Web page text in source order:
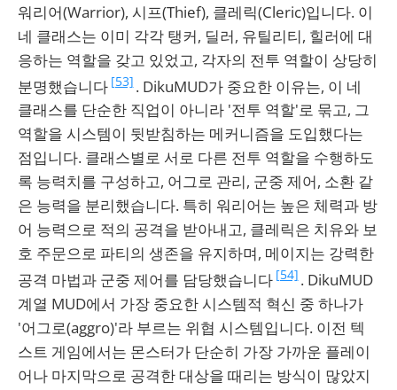
워리어(Warrior), 시프(Thief), 클레릭(Cleric)입니다. 이
네 클래스는 이미 각각 탱커, 딜러, 유틸리티, 힐러에 대
응하는 역할을 갖고 있었고, 각자의 전투 역할이 상당히
분명했습니다 [53] . DikuMUD가 중요한 이유는, 이 네
클래스를 단순한 직업이 아니라 '전투 역할'로 묶고, 그
역할을 시스템이 뒷받침하는 메커니즘을 도입했다는
점입니다. 클래스별로 서로 다른 전투 역할을 수행하도
록 능력치를 구성하고, 어그로 관리, 군중 제어, 소환 같
은 능력을 분리했습니다. 특히 워리어는 높은 체력과 방
어 능력으로 적의 공격을 받아내고, 클레릭은 치유와 보
호 주문으로 파티의 생존을 유지하며, 메이지는 강력한
공격 마법과 군중 제어를 담당했습니다 [54] . DikuMUD
계열 MUD에서 가장 중요한 시스템적 혁신 중 하나가
'어그로(aggro)'라 부르는 위협 시스템입니다. 이전 텍
스트 게임에서는 몬스터가 단순히 가장 가까운 플레이
어나 마지막으로 공격한 대상을 때리는 방식이 많았지